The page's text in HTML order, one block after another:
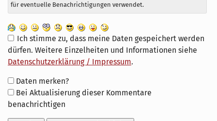
für eventuelle Benachrichtigungen verwendet.
Ich stimme zu, dass meine Daten gespeichert werden
dürfen. Weitere Einzelheiten und Informationen siehe
Datenschutzerklärung / Impressum.
Formular-
Optionen
Daten merken?
Bei Aktualisierung dieser Kommentare
benachrichtigen